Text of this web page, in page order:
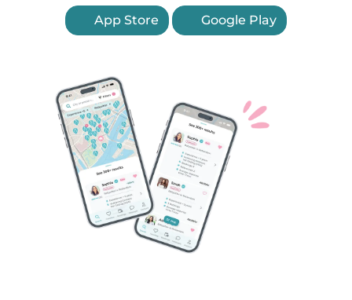
App Store Google Play